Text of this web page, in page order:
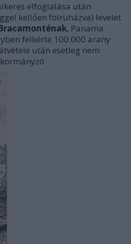
elfoglalása után
kellően fölruházva) levelet
, Panama
felkérte 100.000 arany
után esetleg nem